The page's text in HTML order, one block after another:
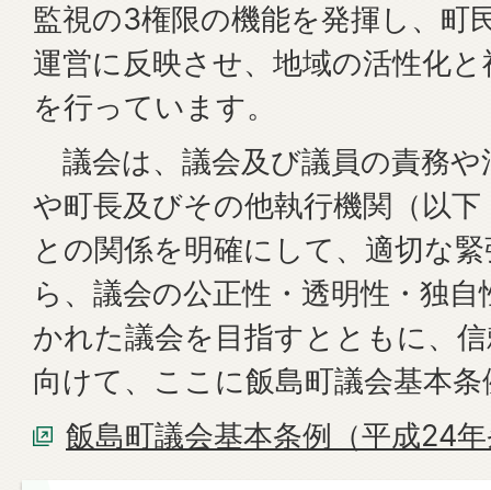
監視の3権限の機能を発揮し、町
運営に反映させ、地域の活性化
を行っています。
議会は、議会及び議員の責務や
や町長及びその他執行機関（以
との関係を明確にして、適切な
ら、議会の公正性・透明性・独
かれた議会を目指すとともに、
向けて、ここに飯島町議会基本
飯島町議会基本条例（平成24